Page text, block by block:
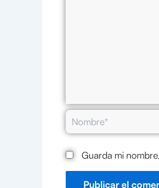
Nombre*
Guarda mi